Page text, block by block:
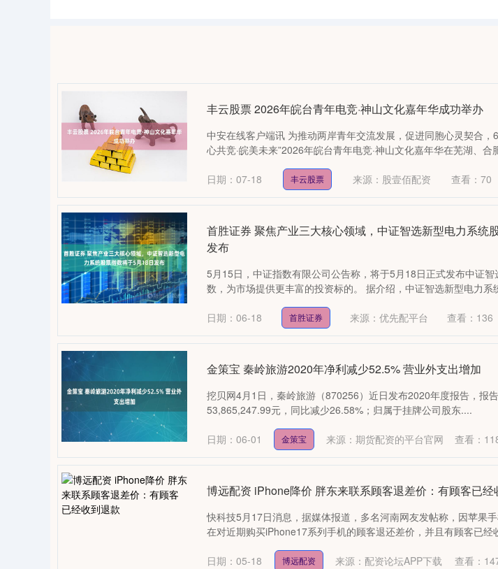
丰云股票 2026年皖台青年电竞·神山文化嘉年华成功举办
中安在线客户端讯 为推动两岸青年交流发展，促进同胞心灵契合，
心共竞·皖美未来”2026年皖台青年电竞·神山文化嘉年华在芜湖、合
日期：07-18 丰云股票 来源：股壹佰配资 查看：70
首胜证券 聚焦产业三大核心领域，中证智选新型电力系统
发布
5月15日，中证指数有限公司公告称，将于5月18日正式发布中证
数，为市场提供更丰富的投资标的。 据介绍，中证智选新型电力系
日期：06-18 首胜证券 来源：优先配平台 查看： 136
金策宝 秦岭旅游2020年净利减少52.5% 营业外支出增加
挖贝网4月1日，秦岭旅游（870256）近日发布2020年度报告，报
53,865,247.99元，同比减少26.58%；归属于挂牌公司股东....
日期：06-01 金策宝 来源：期货配资的平台官网 查看：
博远配资 iPhone降价 胖东来联系顾客退差价：有顾客已经
快科技5月17日消息，据媒体报道，多名河南网友发帖称，因苹果
在对近期购买iPhone17系列手机的顾客退还差价，并且有顾客已经
日期：05-18 博远配资 来源：配资论坛APP下载 查看：
2.13% 上证指数 3940.04 39.68 1.02% 深证成指